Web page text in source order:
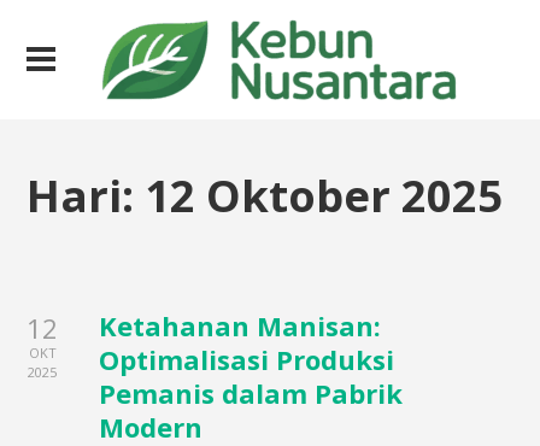
Hari: 12 Oktober 2025
12
OKT
2025
Ketahanan Manisan:
Optimalisasi Produksi
Pemanis dalam Pabrik
Modern